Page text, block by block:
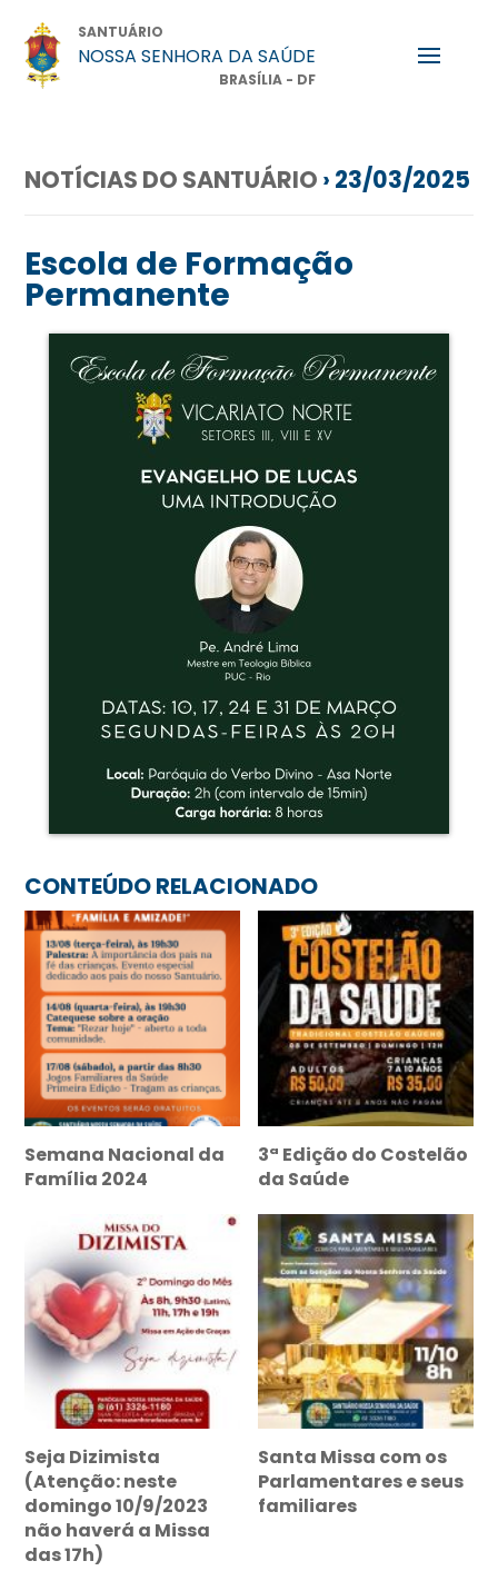
SANTUÁRIO
NOSSA SENHORA DA SAÚDE
BRASÍLIA - DF
NOTÍCIAS DO SANTUÁRIO › 23/03/2025
Escola de Formação
Permanente
CONTEÚDO RELACIONADO
Semana Nacional da
Família 2024
3ª Edição do Costelão
da Saúde
Seja Dizimista
(Atenção: neste
domingo 10/9/2023
não haverá a Missa
das 17h)
Santa Missa com os
Parlamentares e seus
familiares